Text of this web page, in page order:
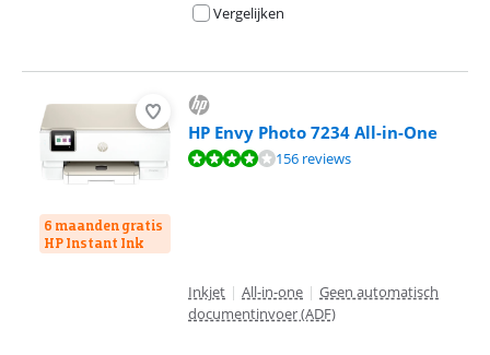
Vergelijken
6 maanden gratis
HP Instant Ink
HP Envy Photo 7234 All-in-One
Beoordeling is 8,3 van de 10, gebaseerd op 156 reviews.
156 reviews
Inkjet | All-in-one | Geen automatisch
documentinvoer (ADF)